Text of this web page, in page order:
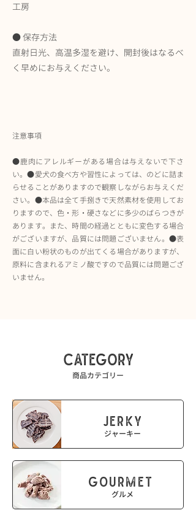
工房
● 保存方法
直射日光、高温多湿を避け、開封後はなるべ
く早めにお与えください。
注意事項
●鹿肉にアレルギーがある場合は与えないで下さ
い。●愛犬の食べ方や習性によっては、のどに詰ま
らせることがありますので観察しながらお与えくだ
さい。●本品は全て手捌きで天然素材を使用してお
りますので、色・形・硬さなどに多少のばらつきが
あります。また、時間の経過とともに変色する場合
がございますが、品質には問題ございません。●表
面に白い粉状のものが出てくる場合がありますが、
原料に含まれるアミノ酸ですので品質には問題ござ
いません。
category
商品カテゴリー
JERKY
​ジャーキー
GOURMET
グルメ